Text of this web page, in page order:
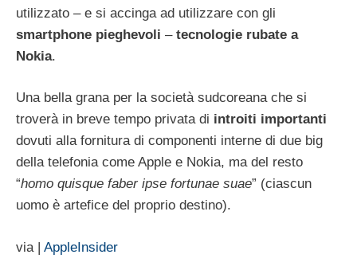
utilizzato – e si accinga ad utilizzare con gli
smartphone pieghevoli – tecnologie rubate a
Nokia.
Una bella grana per la società sudcoreana che si
troverà in breve tempo privata di introiti importanti
dovuti alla fornitura di componenti interne di due big
della telefonia come Apple e Nokia, ma del resto
“homo quisque faber ipse fortunae suae” (ciascun
uomo è artefice del proprio destino).
via | AppleInsider